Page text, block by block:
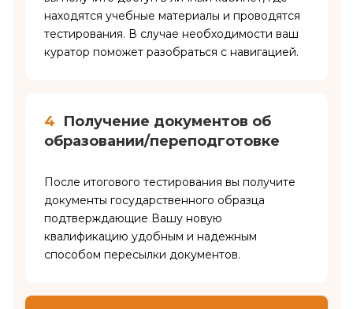
находятся учебные материалы и проводятся
тестирования. В случае необходимости ваш
куратор поможет разобраться с навигацией.
4 Получение документов об
образовании/переподготовке
После итогового тестирования вы получите
документы государственного образца
подтверждающие Вашу новую
квалификацию удобным и надежным
способом пересылки документов.